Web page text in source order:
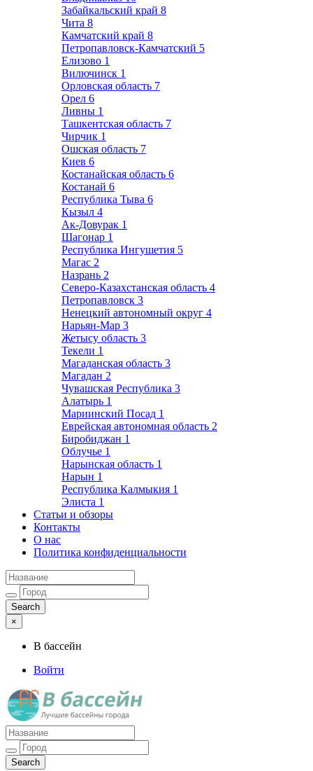
Забайкальский край 8
Чита 8
Камчатский край 8
Петропавловск-Камчатский 5
Елизово 1
Вилючинск 1
Орловская область 7
Орел 6
Ливны 1
Ташкентская область 7
Чирчик 1
Ошская область 7
Киев 6
Костанайская область 6
Костанай 6
Республика Тыва 6
Кызыл 4
Ак-Довурак 1
Шагонар 1
Республика Ингушетия 5
Магас 2
Назрань 2
Северо-Казахстанская область 4
Петропавловск 3
Ненецкий автономный округ 4
Нарьян-Мар 3
Жетысу область 3
Текели 1
Магаданская область 3
Магадан 2
Чувашская Республика 3
Алатырь 1
Мариинский Посад 1
Еврейская автономная область 2
Биробиджан 1
Облучье 1
Нарынская область 1
Нарын 1
Республика Калмыкия 1
Элиста 1
Статьи и обзоры
Контакты
О нас
Политика конфиденциальности
×
В бассейн
Войти
Лучшие бассейны города